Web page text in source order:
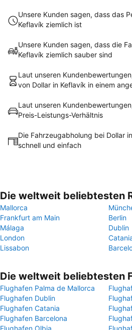
Unsere Kunden sagen, dass das
Keflavík ziemlich ist
Unsere Kunden sagen, dass die
Keflavík ziemlich sauber sind
Laut unseren
von Dollar in Keflavík in einem
Laut unseren
Preis-Leistungs-Verhältnis
Die Fahrzeugabholung bei Dollar
schnell und einfach
Die weltweit beliebtesten
Mallorca
Frankfurt am Main
Berlin
Málaga
Dublin
London
Lissabon
Die weltweit beliebtesten
Flughafen Palma de Mallorca
Flughafen Dublin
Flughafen Catania
Flughafen Barcelona
Flughafen Olbia